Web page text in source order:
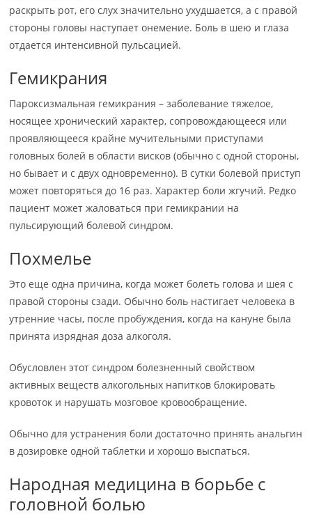
раскрыть рот, его слух значительно ухудшается, а с правой
стороны головы наступает онемение. Боль в шею и глаза
отдается интенсивной пульсацией.
Гемикрания
Пароксизмальная гемикрания – заболевание тяжелое,
носящее хронический характер, сопровождающееся или
проявляющееся крайне мучительными приступами
головных болей в области висков (обычно с одной стороны,
но бывает и с двух одновременно). В сутки болевой приступ
может повторяться до 16 раз. Характер боли жгучий. Редко
пациент может жаловаться при гемикрании на
пульсирующий болевой синдром.
Похмелье
Это еще одна причина, когда может болеть голова и шея с
правой стороны сзади. Обычно боль настигает человека в
утренние часы, после пробуждения, когда на кануне была
принята изрядная доза алкоголя.
Обусловлен этот синдром болезненный свойством
активных веществ алкогольных напитков блокировать
кровоток и нарушать мозговое кровообращение.
Обычно для устранения боли достаточно принять анальгин
в дозировке одной таблетки и хорошо выспаться.
Народная медицина в борьбе с
головной болью